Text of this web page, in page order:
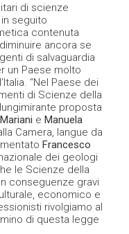
di scienze
seguito
contenuta
ancora se
di salvaguardia
un Paese molto
“Nel Paese dei
di Scienze della
proposta
eManuela
Camera, langue da
Francesco
dei geologi
le Scienze della
conseguenze gravi
economico e
rivolgiamo al
di questa legge